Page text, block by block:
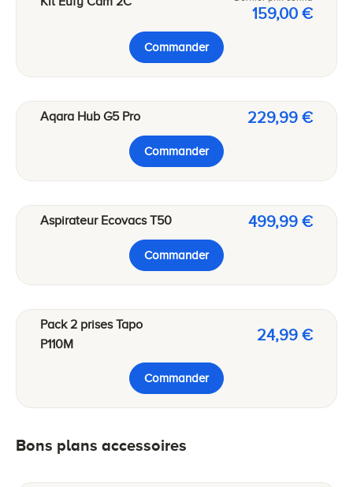
159,00 €
Commander
Aqara Hub G5 Pro 229,99 €
Commander
Aspirateur Ecovacs T50 499,99 €
Commander
Pack 2 prises Tapo
P110M
24,99 €
Commander
Bons plans accessoires